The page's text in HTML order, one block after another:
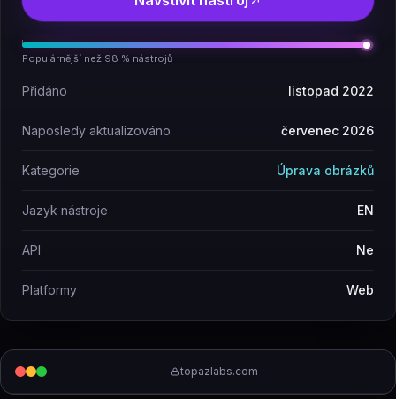
topazlabs.com
Populárnější než 98 % nástrojů
Přidáno listopad 2022
Naposledy aktualizováno červenec 2026
Kategorie Úprava obrázků
Jazyk nástroje EN
API Ne
Platformy Web